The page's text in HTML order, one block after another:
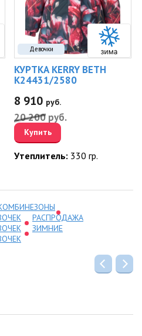
Девочки
КУРТКА KERRY BETH
K24431/2580
8 910 руб.
20 200 руб.
Купить
Утеплитель: 330 гр.
РАСПРОДАЖА
ЗИМНИЕ